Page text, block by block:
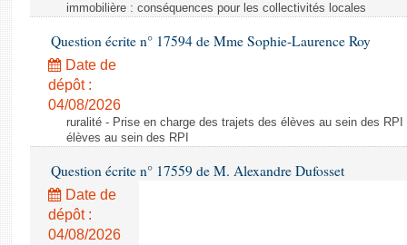
immobilière : conséquences pour les collectivités locales
Question écrite n° 17594 de Mme Sophie-Laurence Roy
Date de
dépôt :
04/08/2026
ruralité - Prise en charge des trajets des élèves au sein des
élèves au sein des RPI
Question écrite n° 17559 de M. Alexandre Dufosset
Date de
dépôt :
04/08/2026